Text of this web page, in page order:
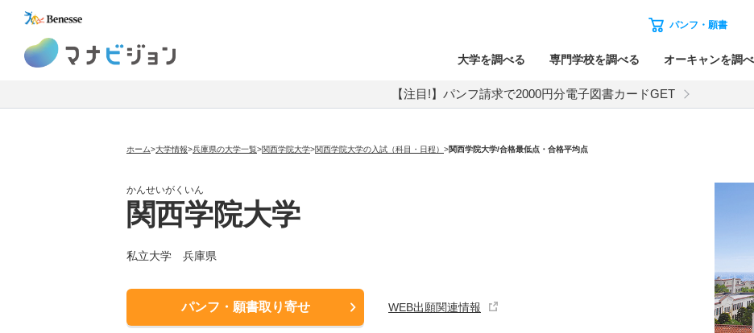
パンフ・願書
大学を調べる 専門学校を調べる オーキャンを調
【注目!】パンフ請求で2000円分電子図書カードGET
ホーム>大学情報>兵庫県の大学一覧>関西学院大学>関西学院大学の入試（科目・日程） >関西学院大学/合格最低点・合格平均点
かんせいがくいん
関西学院大学
私立大学 兵庫県
パンフ・願書取り寄せ WEB出願関連情報